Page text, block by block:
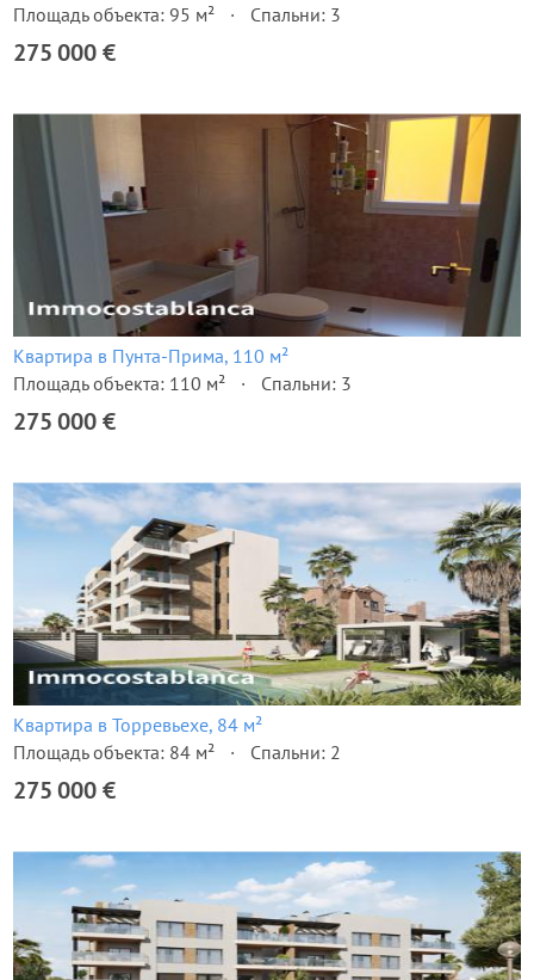
Площадь объекта: 95 м²
Спальни: 3
275 000 €
Квартира в Пунта-Прима, 110 м²
Площадь объекта: 110 м²
Спальни: 3
275 000 €
Квартира в Торревьехе, 84 м²
Площадь объекта: 84 м²
Спальни: 2
275 000 €